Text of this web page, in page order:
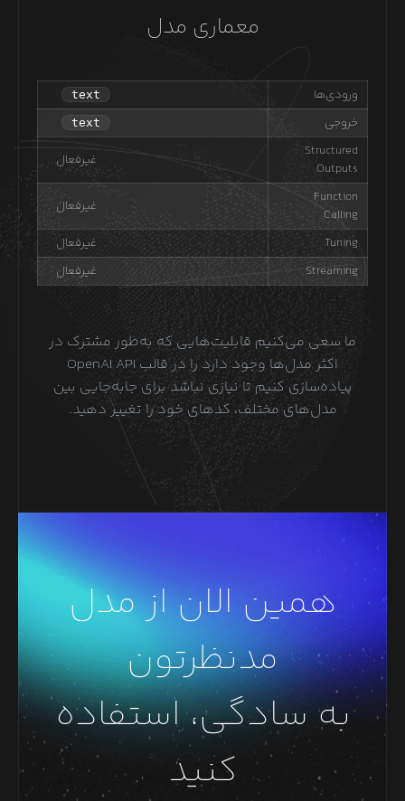
معماری مدل
ورودی‌ها text
خروجی text
Structured
Outputs
غیرفعال
Function
Calling
غیرفعال
Tuning
غیرفعال
Streaming
غیرفعال
ما سعی می‌کنیم قابلیت‌هایی که به‌طور مشترک در
اکثر مدل‌ها وجود دارد را در قالب OpenAI API
پیاده‌سازی کنیم تا نیازی نباشد برای جابه‌جایی بین
مدل‌های مختلف، کدهای خود را تغییر دهید.
همین الان از مدل
مدنظرتون
به سادگی، استفاده
کنید